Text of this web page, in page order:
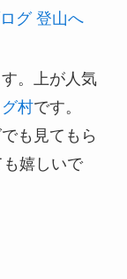
。上が人気
村です。
も見てもら
嬉しいで